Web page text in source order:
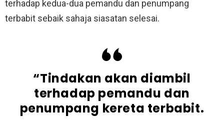
terhadap kedua-dua pemandu dan penumpang
terbabit sebaik sahaja siasatan selesai.
“Tindakan akan diambil
terhadap pemandu dan
penumpang kereta terbabit.